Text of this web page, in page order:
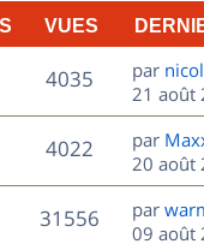
r
m
e
s
s
a
g
VUES
4035V
u
e
s
D
e
r
n
i
e
r
m
par
21 août
4022V
u
e
D
e
r
n
i
par
20 août
31556V
D
e
par
09 août